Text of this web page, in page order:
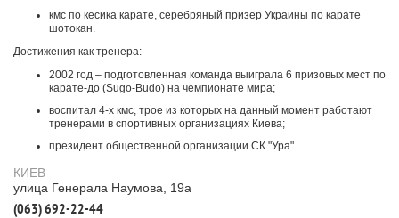
кмс по кесика карате, серебряный призер Украины по карате
шотокан.
Достижения как тренера:
2002 год – подготовленная команда выиграла 6 призовых мест по
карате-до (Sugo-Budo) на чемпионате мира;
воспитал 4-х кмс, трое из которых на данный момент работают
тренерами в спортивных организациях Киева;
президент общественной организации СК "Ура".
КИЕВ
улица Генерала Наумова, 19а
(063) 692-22-44